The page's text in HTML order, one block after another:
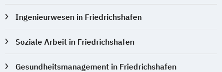
Ingenieurwesen in Friedrichshafen
Soziale Arbeit in Friedrichshafen
Gesundheitsmanagement in Friedrichshafen